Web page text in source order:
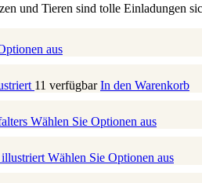
und Tieren sind tolle Einladungen
aus
11 verfügbar In den Warenkorb
Wählen Sie Optionen aus
illustriert Wählen Sie Optionen aus